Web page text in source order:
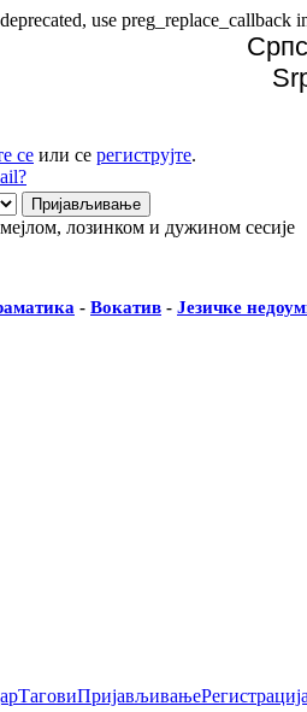
use
се или се региструјте.
лозинком и дужином сесије
- Вокатив - Језичке
ТаговиПријављивањеРегистрација